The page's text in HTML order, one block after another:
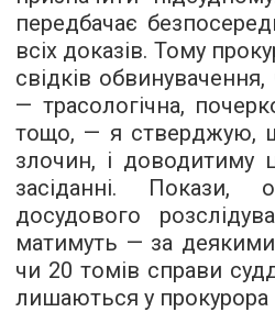
передбачає
всіх доказів. Тому
свідків
— трасологічна,
тощо, — я стверджую,
злочин, і доводитиму
засіданні. Покази,
досудового
матимуть — за
чи 20 томів справи
лишаються у прокурора